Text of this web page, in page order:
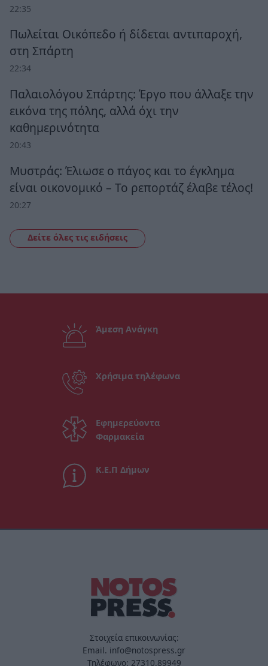
22:35
Πωλείται Οικόπεδο ή δίδεται αντιπαροχή,
στη Σπάρτη
22:34
Παλαιολόγου Σπάρτης: Έργο που άλλαξε την
εικόνα της πόλης, αλλά όχι την
καθημερινότητα
20:43
Μυστράς: Έλιωσε ο πάγος και το έγκλημα
είναι οικονομικό – Το ρεπορτάζ έλαβε τέλος!
20:27
Δείτε όλες τις ειδήσεις
Άμεση Ανάγκη
Χρήσιμα τηλέφωνα
Εφημερεύοντα
Φαρμακεία
Κ.Ε.Π Δήμων
Στοιχεία επικοινωνίας:
Email. info@notospress.gr
Τηλέφωνο: 27310.89949